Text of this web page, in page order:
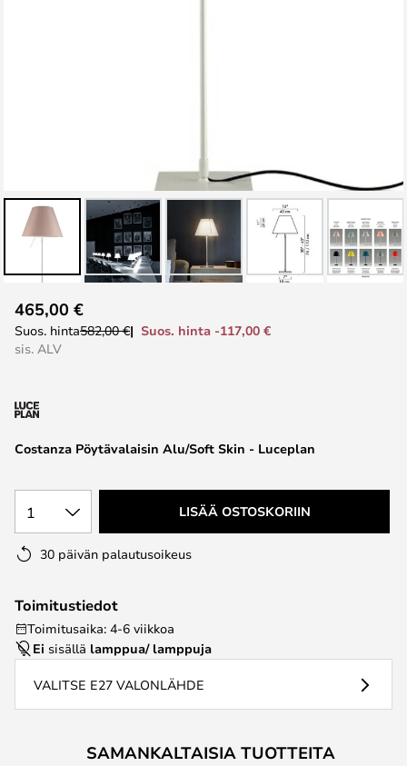
to
the
the
gallery
Costanza Pöytävalaisin Alu/Soft Skin - Luceplan
465,00 €
Suos. hinta582,00 €
Suos. hinta -117,00 €
sis. ALV
1 LISÄÄ OSTOSKORIIN
30 päivän palautusoikeus
Toimitustiedot
Toimitusaika: 4-6 viikkoa
Ei sisällä lamppua/ lamppuja
VALITSE E27 VALONLÄHDE
SAMANKALTAISIA TUOTTEITA